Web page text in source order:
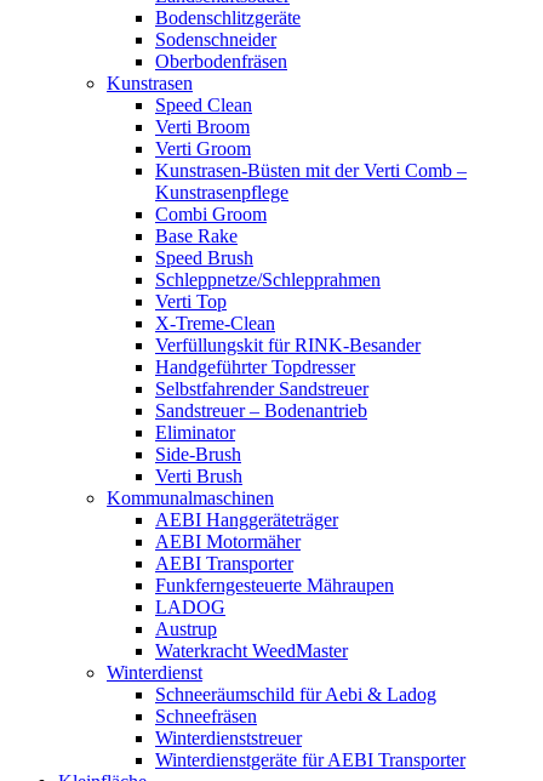
Bodenschlitzgeräte
Sodenschneider
Oberbodenfräsen
Kunstrasen
Speed Clean
Verti Broom
Verti Groom
Kunstrasen-Büsten mit der Verti Comb –
Kunstrasenpflege
Combi Groom
Base Rake
Speed Brush
Schleppnetze/Schlepprahmen
Verti Top
X-Treme-Clean
Verfüllungskit für RINK-Besander
Handgeführter Topdresser
Selbstfahrender Sandstreuer
Sandstreuer – Bodenantrieb
Eliminator
Side-Brush
Verti Brush
Kommunalmaschinen
AEBI Hanggeräteträger
AEBI Motormäher
AEBI Transporter
Funkferngesteuerte Mähraupen
LADOG
Austrup
Waterkracht WeedMaster
Winterdienst
Schneeräumschild für Aebi & Ladog
Schneefräsen
Winterdienststreuer
Winterdienstgeräte für AEBI Transporter